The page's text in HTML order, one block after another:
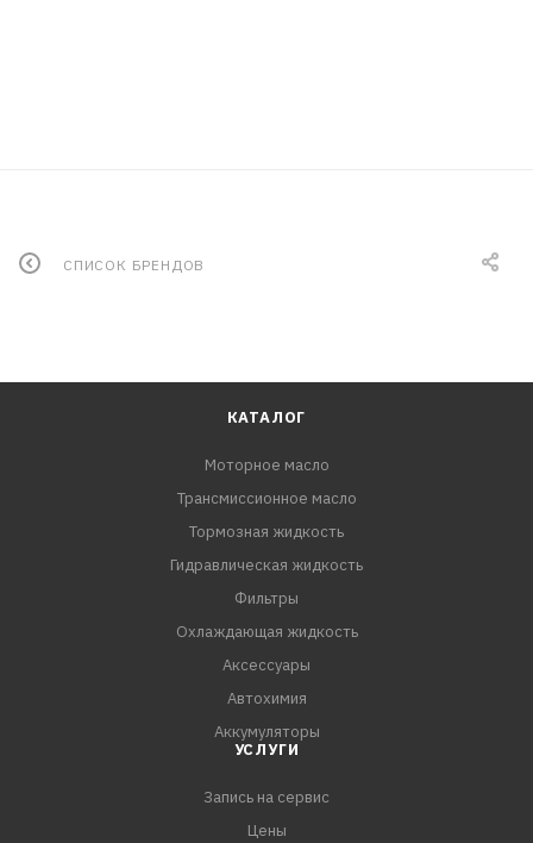
СПИСОК БРЕНДОВ
КАТАЛОГ
Моторное масло
Трансмиссионное масло
Тормозная жидкость
Гидравлическая жидкость
Фильтры
Охлаждающая жидкость
Аксессуары
Автохимия
Аккумуляторы
УСЛУГИ
Запись на сервис
Цены